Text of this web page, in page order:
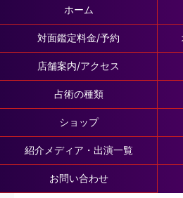
ホーム
対面鑑定料金/予約
店舗案内/アクセス
占術の種類
ショップ
紹介メディア・出演一覧
お問い合わせ